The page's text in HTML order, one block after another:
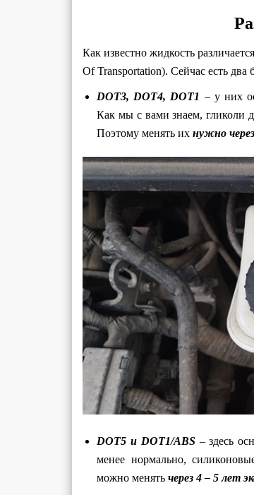
Как известно жидкость
Of Transportation). Сейчас есть два
DOT3, DOT4, DOT1 – у них
Как мы с вами знаем, гликоли
Поэтому менять их нужно
DOT5 и DOT1/ABS– здесь
менее нормально,
можно менять через 4 – 5 лет